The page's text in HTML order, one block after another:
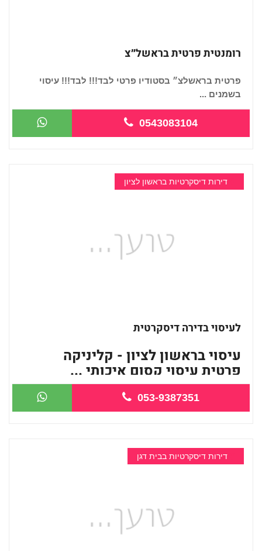
רומנטית פרטית בראשל״צ
פרטית בראשלצ״ בסטודיו פרטי לבד!!! לבד!!! עיסוי
בשמנים ...
0543083104
דירות דיסקרטיות בראשון לציון
לעיסוי בדירה דיסקרטית
עיסוי בראשון לציון - קליניקה
פרטית עיסוי קסום איכותי ...
053-9387351
דירות דיסקרטיות בבית דגן